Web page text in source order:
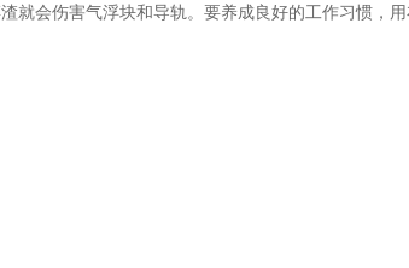
会伤害气浮块和导轨。要养成良好的工作习惯，